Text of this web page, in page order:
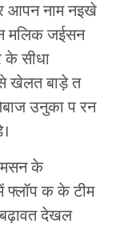
आपन नाम नइखे
मलिक जईसन
के सीधा
खेलत बाड़े त
उनुका प रन
के
फ्लॉप क के टीम
देखल